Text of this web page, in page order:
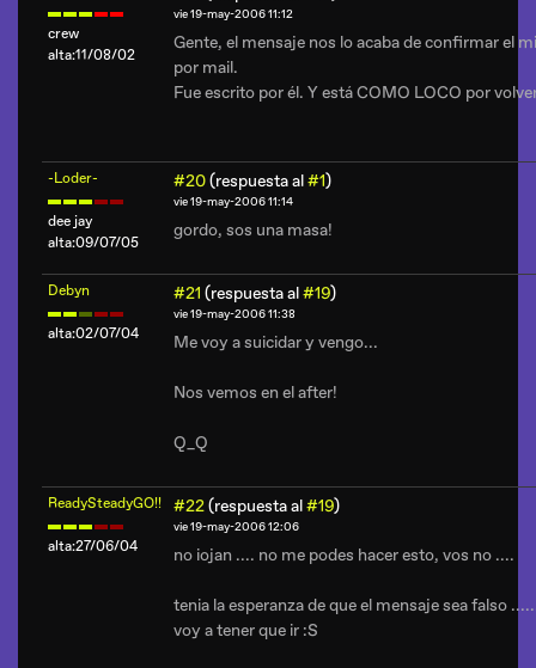
crew
alta:11/08/02
vie 19-may-2006 11:12
Gente, el mensaje nos lo acaba de confirmar el
por mail.
Fue escrito por él. Y está COMO LOCO por
-Loder-
dee jay
alta:09/07/05
#20(respuesta al#1)
vie 19-may-2006 11:14
gordo, sos una masa!
Debyn
alta:02/07/04
#21 (respuesta al#19)
vie 19-may-2006 11:38
Me voy a suicidar y vengo...
Nos vemos en el after!
Q_Q
ReadySteadyGO!!
alta:27/06/04
#22(respuesta al#19)
vie 19-may-2006 12:06
no iojan .... no me podes hacer esto, vos no ....
tenia la esperanza de que el mensaje sea falso
voy a tener que ir :S